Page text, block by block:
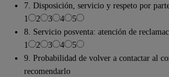
7. Disposición, servicio y respeto por
1
2 3 4
5
8. Servicio posventa: atención de
1
2 3 4
5
9. Probabilidad de volver a contactar al
recomendarlo